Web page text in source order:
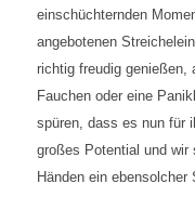
einschüchternden
angebotenen
richtig freudig genießen,
Fauchen oder eine
spüren, dass es nun für
großes Potential und wir
Händen ein